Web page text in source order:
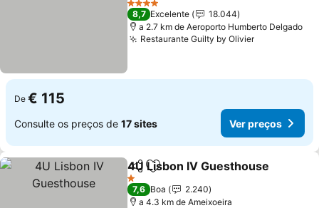
4 Estrelas
8,7 Excelente
18.044
a 2.7 km de Aeroporto Humberto Delgado
Restaurante Guilty by Olivier
De € 115
Consulte os preços de 17 sites Ver preços
PartilharAdicionar aos favoritos
4U Lisbon IV Guesthouse
1 Estrelas
7,6 Boa
2.240
a 4.3 km de Ameixoeira